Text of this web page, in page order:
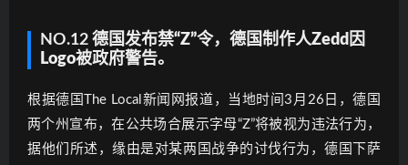
NO.12 德国发布禁“Z”令，德国制作人Zedd因
Logo被政府警告。
根据德国The Local新闻网报道，当地时间3月26日，德国
两个州宣布，在公共场合展示字母“Z”将被视为违法行为，
据他们所述，缘由是对某两国战争的讨伐行为，德国下萨